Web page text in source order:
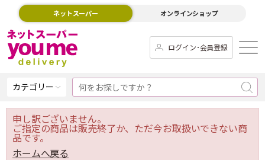
ネットスーパー オンラインショップ
ログイン･会員登録
カテゴリー
申し訳ございません。
ご指定の商品は販売終了か、ただ今お取扱いできない商
品です。
ホームへ戻る